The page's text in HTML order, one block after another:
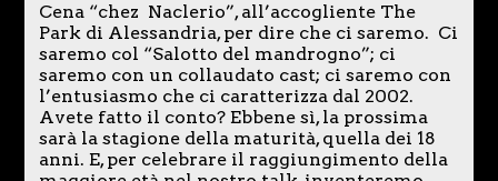
Cena “chez Naclerio”, all’accogliente The
Park di Alessandria, per dire che ci saremo. Ci
saremo col “Salotto del mandrogno”; ci
saremo con un collaudato cast; ci saremo con
l’entusiasmo che ci caratterizza dal 2002.
Avete fatto il conto? Ebbene sì, la prossima
sarà la stagione della maturità, quella dei 18
anni. E, per celebrare il raggiungimento della